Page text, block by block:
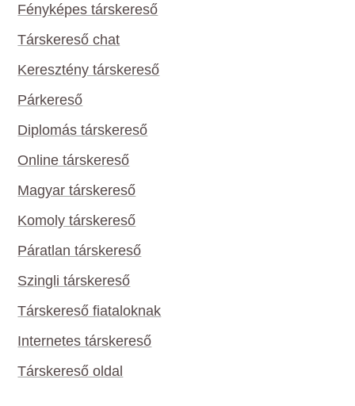
Fényképes társkereső
Társkereső chat
Keresztény társkereső
Párkereső
Diplomás társkereső
Online társkereső
Magyar társkereső
Komoly társkereső
Páratlan társkereső
Szingli társkereső
Társkereső fiataloknak
Internetes társkereső
Társkereső oldal